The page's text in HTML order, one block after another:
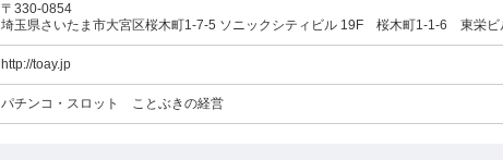
〒330-0854
埼玉県さいたま市大宮区桜木町1-7-5 ソニックシティビル 19F 桜木町1-1-6 東栄ビ
http://toay.jp
パチンコ・スロット ことぶきの経営